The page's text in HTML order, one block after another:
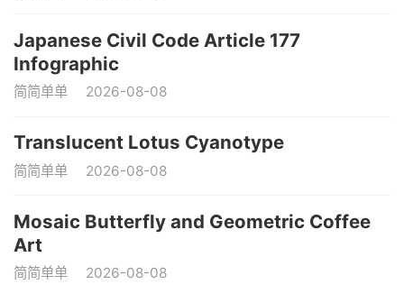
Japanese Civil Code Article 177
Infographic
简简单单 2026-08-08
Translucent Lotus Cyanotype
简简单单 2026-08-08
Mosaic Butterfly and Geometric Coffee
Art
简简单单 2026-08-08